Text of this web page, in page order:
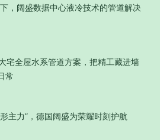
，阔盛数据中心液冷技术的管道解决
宅全屋水系管道方案，把精工藏进墙
常
主力”，德国阔盛为荣耀时刻护航